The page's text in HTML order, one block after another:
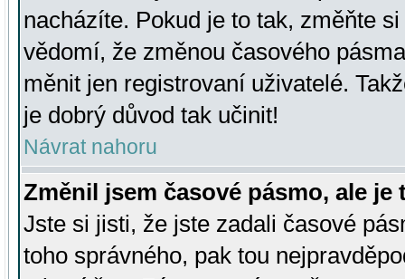
nacházíte. Pokud je to tak, změňte
vědomí, že změnou časového
měnit jen registrovaní uživatelé.
je dobrý důvod tak učinit!
Návrat nahoru
Změnil jsem časové pásmo, ale je
Jste si jisti, že jste zadali časové
toho správného, pak tou